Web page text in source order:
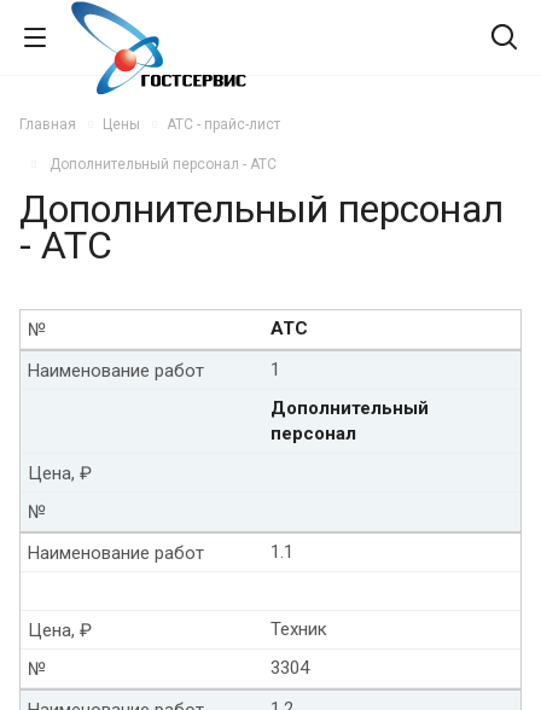
Главная Цены АТС - прайс-лист
Дополнительный персонал - АТС
Дополнительный персонал
- АТС
АТС
№
1
Наименование работ
Дополнительный
персонал
Цена, ₽
№
1.1
Наименование работ
Техник
Цена, ₽
3304
№